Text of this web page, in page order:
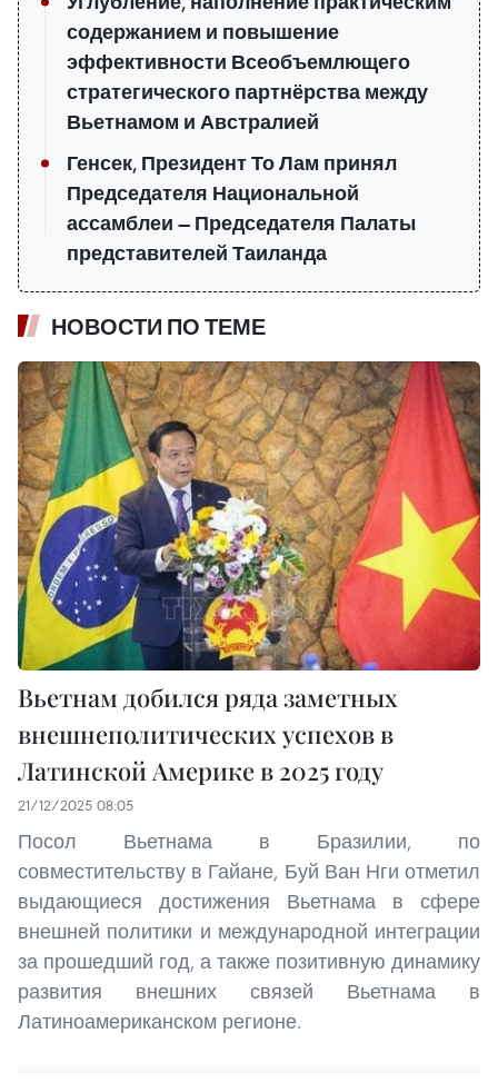
содержанием и повышение
эффективности Всеобъемлющего
стратегического партнёрства между
Вьетнамом и Австралией
Генсек, Президент То Лам принял
Председателя Национальной
ассамблеи — Председателя Палаты
представителей Таиланда
НОВОСТИ ПО ТЕМЕ
Вьетнам добился ряда заметных
внешнеполитических успехов в
Латинской Америке в 2025 году
21/12/2025 08:05
Посол Вьетнама в Бразилии, по
совместительству в Гайане, Буй Ван Нги отметил
выдающиеся достижения Вьетнама в сфере
внешней политики и международной интеграции
за прошедший год, а также позитивную динамику
развития внешних связей Вьетнама в
Латиноамериканском регионе.